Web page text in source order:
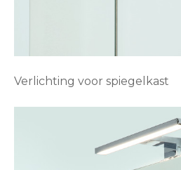
Verlichting voor spiegelkast